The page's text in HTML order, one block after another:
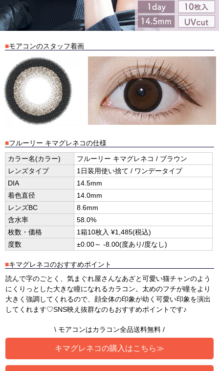
■モアコンのスタッフ着画
■フルーリー キマグレネコの仕様
カラー名(カラー)
フルーリー キマグレネコ / ブラウン
レンズタイプ
1日装用使い捨て / ワンデータイプ
DIA
14.5mm
着色直径
14.0mm
レンズBC
8.6mm
含水率
58.0%
枚数・価格
1箱10枚入 ¥1,485(税込)
度数
±0.00～ -8.00(度あり/度なし)
■キマグレネコのおすすめポイント
読んで字のごとく、気まぐれ屋さんなあざと可愛い猫チャンのよう
にくりっとした大きな瞳になれるカラコン。太めのフチが瞳をより
大きく強調してくれるので、顔全体の印象が幼く可愛い印象を演出
してくれます♡SNS映え抜群なのもおすすめポイントです♪
\ モアコンはカラコン全品送料無料 /
キマグレネコの購入はこちら≫